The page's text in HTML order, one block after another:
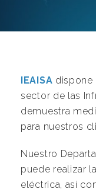
IEAISA dispone
sector de las
demuestra
para nuestros
Nuestro
puede realizar
eléctrica, así